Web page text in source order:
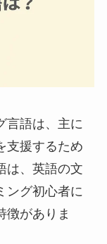
言語は、主に
支援するため
は、英語の文
ング初心者に
徴がありま